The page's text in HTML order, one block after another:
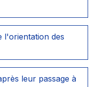
l'orientation des
leur passage à